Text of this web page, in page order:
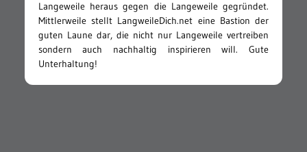
Langeweile heraus gegen die Langeweile gegründet.
Mittlerweile stellt LangweileDich.net eine Bastion der
guten Laune dar, die nicht nur Langeweile vertreiben
sondern auch nachhaltig inspirieren will. Gute
Unterhaltung!